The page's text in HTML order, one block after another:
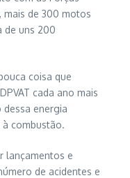
mais de 300 motos
de uns 200
coisa que
cada ano mais
energia
combustão.
lançamentos e
de acidentes e